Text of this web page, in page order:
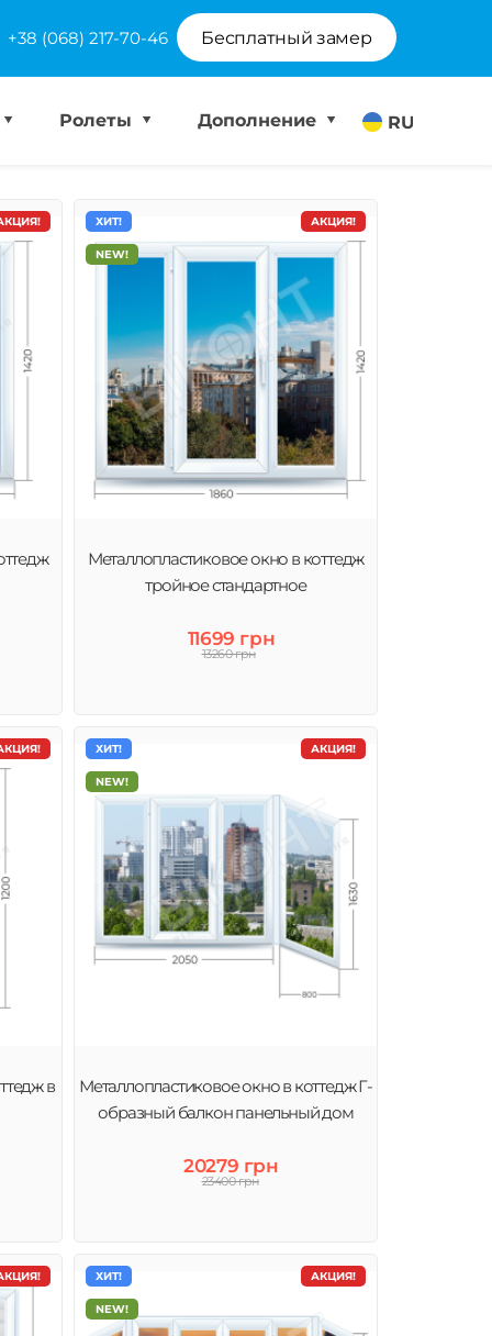
+38 (068) 217-70-46 Бесплатный замер
RU
Ролеты Дополнение
АКЦИЯ!
ХИТ!
NEW!
Металлопластиковое окно в коттедж
тройное стандартное
11699 грн
13260 грн
в
АКЦИЯ!
ХИТ!
NEW!
Металлопластиковое окно в коттедж Г-
образный балкон панельный дом
20279 грн
23400 грн
АКЦИЯ!
ХИТ!
NEW!